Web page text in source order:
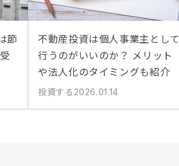
節
不動産投資は個人事業主として
行うのがいいのか？ メリット
や法人化のタイミングも紹介
投資する 2026.01.14